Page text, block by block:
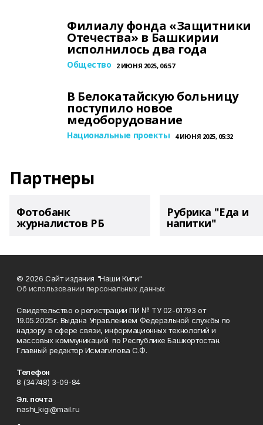
Филиалу фонда «Защитники
Отечества» в Башкирии
исполнилось два года
Общество 2 ИЮНЯ 2025, 06:57
В Белокатайскую больницу
поступило новое
медоборудование
Национальные проекты 4 ИЮНЯ 2025, 05:32
Партнеры
Фотобанк
журналистов РБ
Рубрика "Еда и
напитки"
© 2026 Сайт издания "Наши Киги"
Об использовании персональных данных
Свидетельство о регистрации ПИ № ТУ 02-01793 от
19.05.2025г. Выдана Управлением Федеральной службы по
надзору в сфере связи, информационных технологий и
массовых коммуникаций по Республике Башкортостан.
Главный редактор Исмагилова С.Ф.
Телефон
8 (34748) 3-09-84
Эл. почта
nashi_kigi@mail.ru